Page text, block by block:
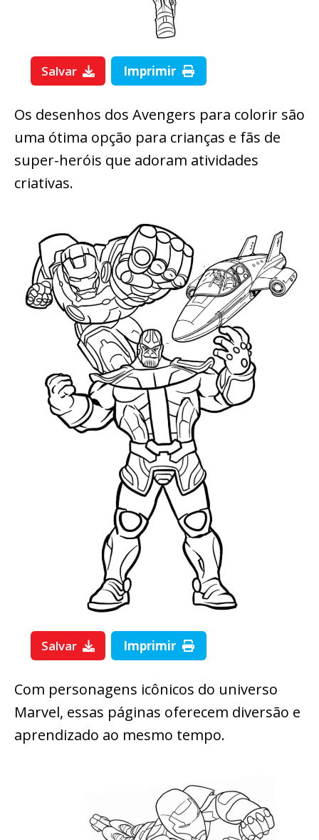
Salvar Imprimir
Os desenhos dos Avengers para colorir são
uma ótima opção para crianças e fãs de
super-heróis que adoram atividades
criativas.
Salvar Imprimir
Com personagens icônicos do universo
Marvel, essas páginas oferecem diversão e
aprendizado ao mesmo tempo.